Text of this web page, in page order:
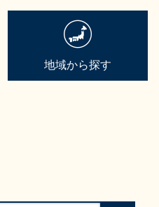
地域から探す